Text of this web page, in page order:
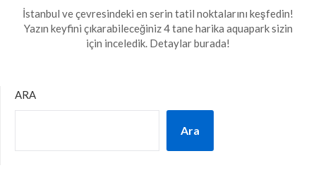
on
9
Temmuz
İstanbul ve çevresindeki en serin tatil noktalarını keşfedin!
Yazın keyfini çıkarabileceğiniz 4 tane harika aquapark sizin
için inceledik. Detaylar burada!
ARA
Ara